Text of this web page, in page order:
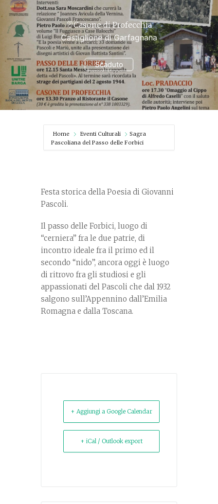
Scaduto
Casone di Profecchia
Castiglione di Garfagnana
Home Eventi Culturali
Sagra
Pascoliana del Passo delle Forbici
Festa storica della Poesia di Giovanni
Pascoli.
Il passo delle Forbici, luogo di
“cerniera” fra le due patrie, di
incontro ideale fra il primo ed il
secondo “nido”, ancora oggi è luogo
di ritrovo fra gli studiosi e gli
appassionati del Pascoli che dal 1932
salgono sull’Appennino dall’Emilia
Romagna e dalla Toscana.
+ Aggiungi a Google Calendar
+ iCal / Outlook export